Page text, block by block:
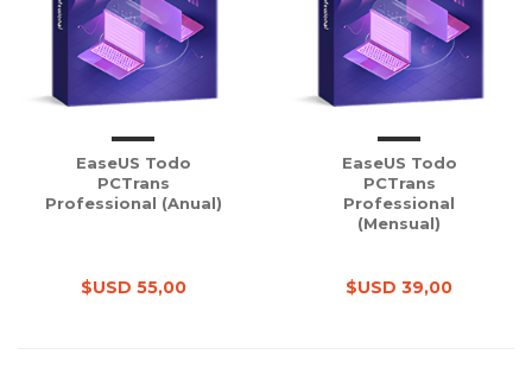
EaseUS Todo
PCTrans
Professional (Anual)
$USD 55,00
EaseUS Todo
PCTrans
Professional
(Mensual)
$USD 39,00